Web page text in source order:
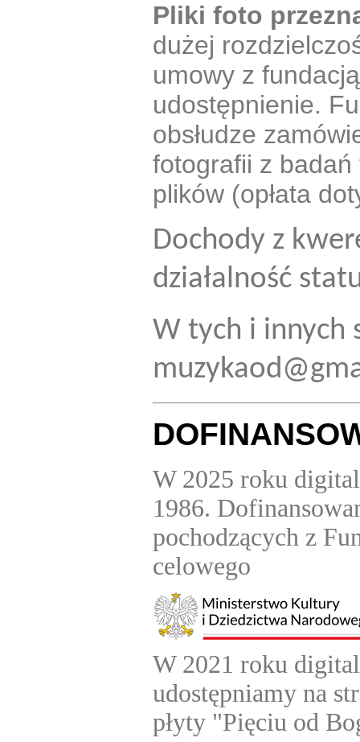
Pliki foto
dużej
umowy z
udostępnienie.
obsłudze
fotografii z
plików (opłata
Dochody z
działalność
W tych i innych
W 2025 roku
1986.
pochodzących z
celowego
W 2021 roku
udostępniamy na
płyty "Pięciu od